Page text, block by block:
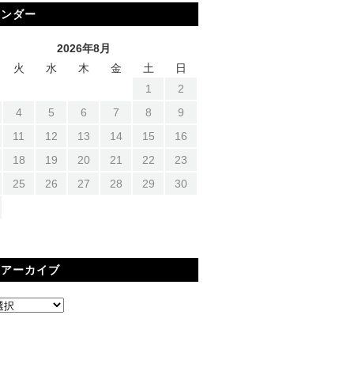
ダー
2026年8月
火
水 木 金 土
日
1
2
4
5 6 7 8
9
11
12 13 14 15
16
18
19 20 21 22
23
25
26 27 28 29 30
ーカイブ